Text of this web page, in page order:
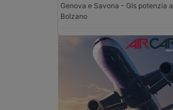
Genova e Savona - Gls potenzia a
Bolzano